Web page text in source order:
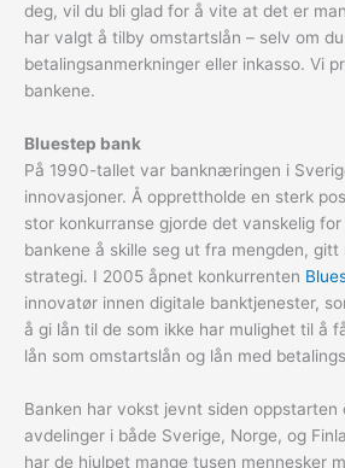
deg, vil du bli glad for å vite at det er
har valgt å tilby omstartslån – selv om
betalingsanmerkninger eller inkasso. Vi
bankene.
Bluestep bank
På 1990-tallet var banknæringen i
innovasjoner. Å opprettholde en sterk
stor konkurranse gjorde det vanskelig
bankene å skille seg ut fra mengden,
strategi. I 2005 åpnet konkurrenten
innovatør innen digitale banktjenester,
å gi lån til de som ikke har mulighet til å
lån som omstartslån og lån med
Banken har vokst jevnt siden oppstarten
avdelinger i både Sverige, Norge, og
har de hjulpet mange tusen mennesker